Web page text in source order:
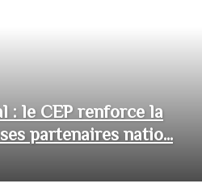
: le CEP renforce la
partenaires natio...